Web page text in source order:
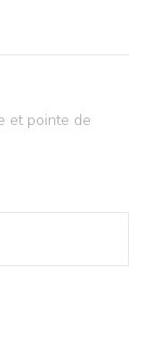
et pointe de